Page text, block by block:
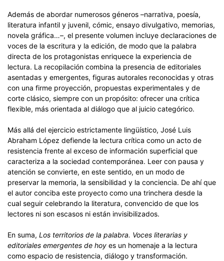
Además de abordar numerosos géneros –narrativa, poesía,
literatura infantil y juvenil, cómic, ensayo divulgativo, memorias,
novela gráfica…–, el presente volumen incluye declaraciones de
voces de la escritura y la edición, de modo que la palabra
directa de los protagonistas enriquece la experiencia de
lectura. La recopilación combina la presencia de editoriales
asentadas y emergentes, figuras autorales reconocidas y otras
con una firme proyección, propuestas experimentales y de
corte clásico, siempre con un propósito: ofrecer una crítica
flexible, más orientada al diálogo que al juicio categórico.
Más allá del ejercicio estrictamente lingüístico, José Luis
Abraham López defiende la lectura crítica como un acto de
resistencia frente al exceso de información superficial que
caracteriza a la sociedad contemporánea. Leer con pausa y
atención se convierte, en este sentido, en un modo de
preservar la memoria, la sensibilidad y la conciencia. De ahí que
el autor conciba este proyecto como una trinchera desde la
cual seguir celebrando la literatura, convencido de que los
lectores ni son escasos ni están invisibilizados.
En suma, Los territorios de la palabra. Voces literarias y
editoriales emergentes de hoy es un homenaje a la lectura
como espacio de resistencia, diálogo y transformación.